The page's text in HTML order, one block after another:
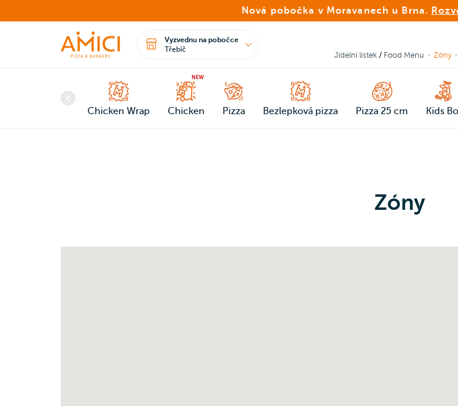
Nová pobočka v Moravanech u Brna.
Vyzvednu na pobočce
Třebíč
Jídelní lístek / Food Menu Zóny
Chicken Wrap Chicken
NEW
Pizza Bezlepková pizza Pizza 25 cm Kids
Zóny